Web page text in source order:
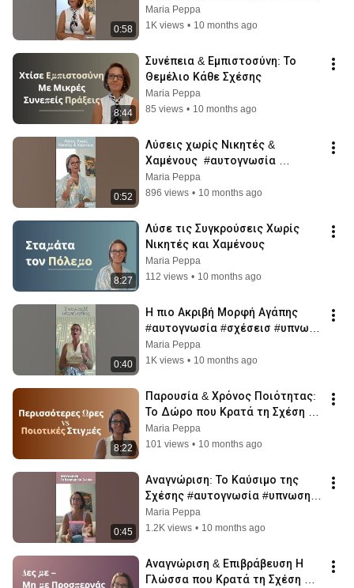
0:58
#υπνωση #peppasvoice
#προσωπικήανάπτυξη
Maria Peppa
1K views • 10 months ago
8:44
Συνέπεια & Εμπιστοσύνη: Το
Θεμέλιο Κάθε Σχέσης
Maria Peppa
85 views • 10 months ago
0:52
Λύσεις χωρίς Νικητές &
Χαμένους  #αυτογνωσία
#σχέσεισ #υπνωση #peppasvoice
#προσωπικήανάπτυξη
Maria Peppa
896 views • 10 months ago
8:27
Λύσε τις Συγκρούσεις Χωρίς
Νικητές και Χαμένους
Maria Peppa
112 views • 10 months ago
0:40
Η πιο Ακριβή Μορφή Αγάπης
#αυτογνωσία #σχέσεισ #υπνωση
#peppasvoice
#προσωπικήανάπτυξη
Maria Peppa
1K views • 10 months ago
8:22
Παρουσία & Χρόνος Ποιότητας:
Το Δώρο που Κρατά τη Σχέση
Ζωντανή
Maria Peppa
101 views • 10 months ago
0:45
Αναγνώριση: Το Καύσιμο της
Σχέσης #αυτογνωσία #υπνωση
#peppasvoice #σχέσεισ
#προσωπικήανάπτυξη
Maria Peppa
1.2K views • 10 months ago
Αναγνώριση & Επιβράβευση Η
Γλώσσα που Κρατά τη Σχέση